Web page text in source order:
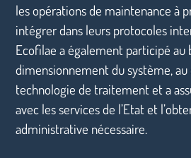
les opérations de maintenance à
intégrer dans leurs protocoles
Ecofilae a également participé au
dimensionnement du système, au
technologie de traitement et a
avec les services de l’Etat et
administrative nécessaire.